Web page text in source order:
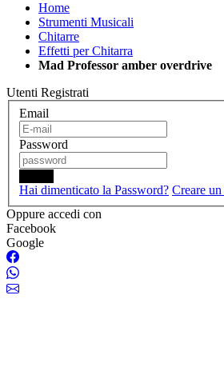
Home
Strumenti Musicali
Chitarre
Effetti per Chitarra
Mad Professor amber overdrive
Utenti Registrati
Email
Password
Hai dimenticato la Password? Creare
Oppure accedi con
Facebook
Google